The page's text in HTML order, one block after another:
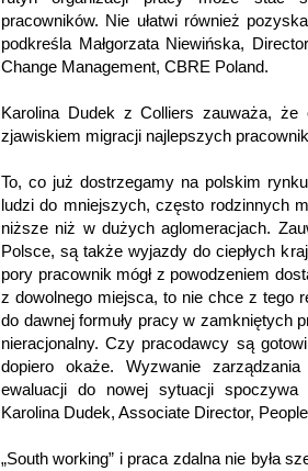
pracowników. Nie ułatwi również
podkreśla Małgorzata Niewińska,
Change Management, CBRE Poland.
Karolina Dudek z Colliers zauważa,
zjawiskiem migracji najlepszych
To, co już dostrzegamy na polskim
ludzi do mniejszych, często rodzinnych
niższe niż w dużych aglomeracjach.
Polsce, są także wyjazdy do ciepłych
pory pracownik mógł z powodzeniem
z dowolnego miejsca, to nie chce z tego
do dawnej formuły pracy w zamkniętych
nieracjonalny. Czy pracodawcy są
dopiero okaże. Wyzwanie
ewaluacji do nowej sytuacji
Karolina Dudek, Associate Director,
„South working” i praca zdalna nie była